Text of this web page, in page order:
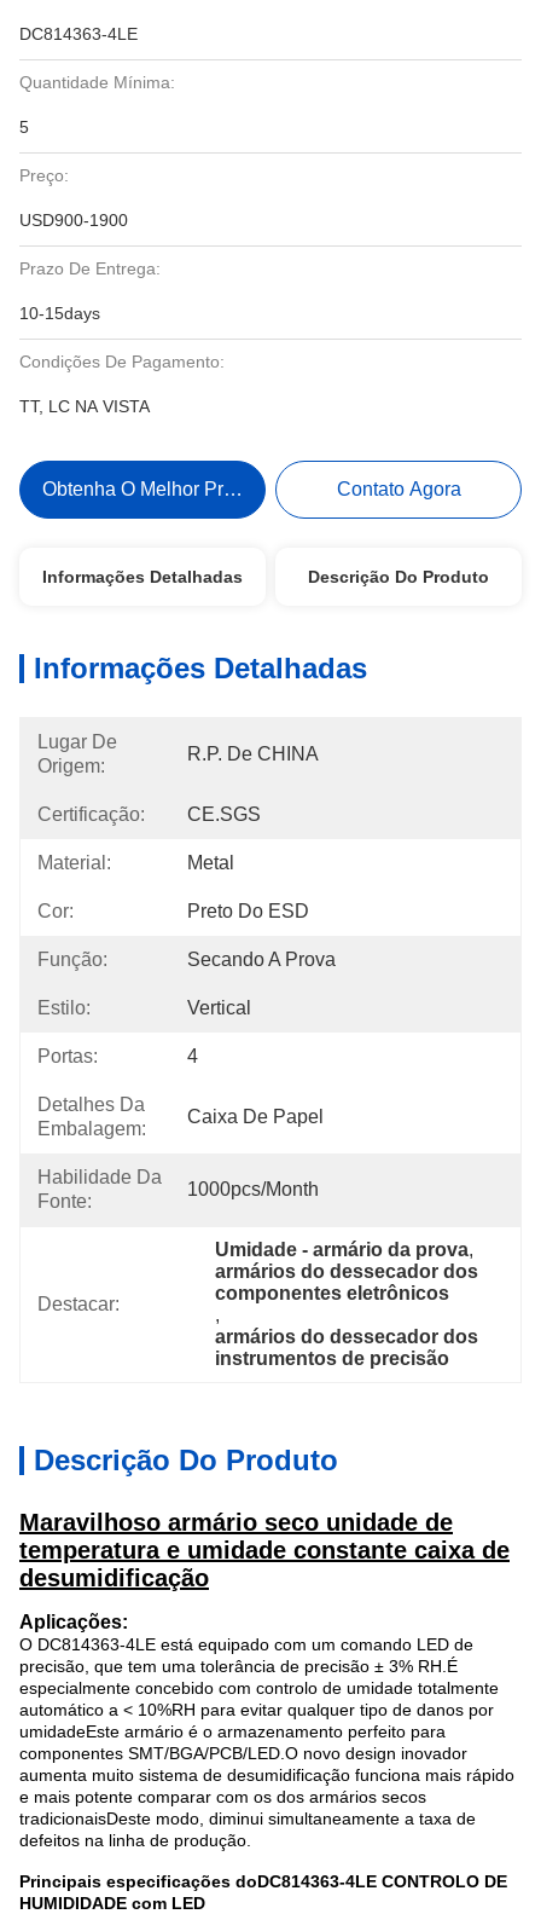
DC814363-4LE
Quantidade Mínima:
5
Preço:
USD900-1900
Prazo De Entrega:
10-15days
Condições De Pagamento:
TT, LC NA VISTA
Obtenha O Melhor Preço Contato Agora
Informações Detalhadas Descrição Do Produto
Informações Detalhadas
Lugar De
Origem:
R.P. De CHINA
Certificação: CE.SGS
Material: Metal
Cor: Preto Do ESD
Função: Secando A Prova
Estilo: Vertical
Portas: 4
Detalhes Da
Embalagem:
Caixa De Papel
Habilidade Da
Fonte:
1000pcs/month
Destacar:
Umidade - armário da prova,
armários do dessecador dos
componentes eletrônicos
,
armários do dessecador dos
instrumentos de precisão
Descrição Do Produto
Maravilhoso armário seco unidade de
temperatura e umidade constante caixa de
desumidificação
Aplicações:
O DC814363-4LE está equipado com um comando LED de
precisão, que tem uma tolerância de precisão ± 3% RH.É
especialmente concebido com controlo de umidade totalmente
automático a < 10%RH para evitar qualquer tipo de danos por
umidadeEste armário é o armazenamento perfeito para
componentes SMT/BGA/PCB/LED.O novo design inovador
aumenta muito sistema de desumidificação funciona mais rápido
e mais potente comparar com os dos armários secos
tradicionaisDeste modo, diminui simultaneamente a taxa de
defeitos na linha de produção.
Principais especificações doDC814363-4LE CONTROLO DE
HUMIDIDADE com LED